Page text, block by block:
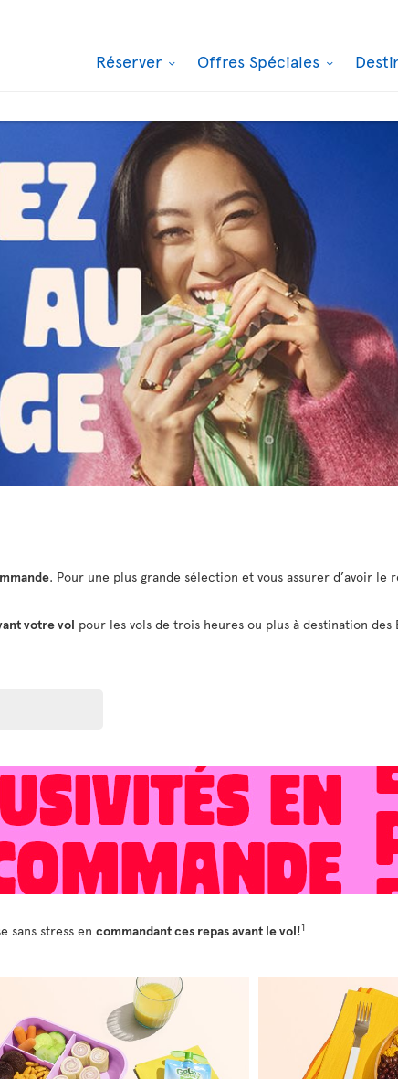
Réserver Offres Spéciales
. Pour une plus grande sélection et vous assurer d’avoir le
votre vol pour les vols de trois heures ou plus à destination des
sans stress en commandant ces repas avant le vol!1